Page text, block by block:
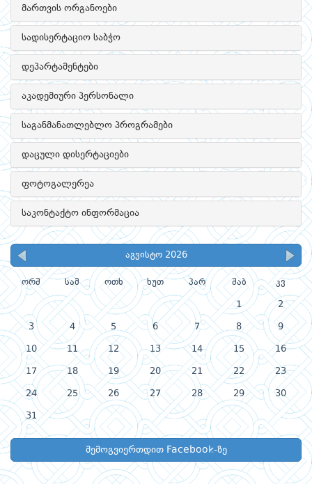
მართვის ორგანოები
სადისერტაციო საბჭო
დეპარტამენტები
აკადემიური პერსონალი
საგანმანათლებლო პროგრამები
დაცული დისერტაციები
ფოტოგალერეა
საკონტაქტო ინფორმაცია
აგვისტო 2026
ორშ სამ ოთხ ხუთ პარ შაბ კვ
1 2
3 4 5 6 7 8 9
10 11 12 13 14 15 16
17 18 19 20 21 22 23
24 25 26 27 28 29 30
31
შემოგვიერთდით Facebook-ზე